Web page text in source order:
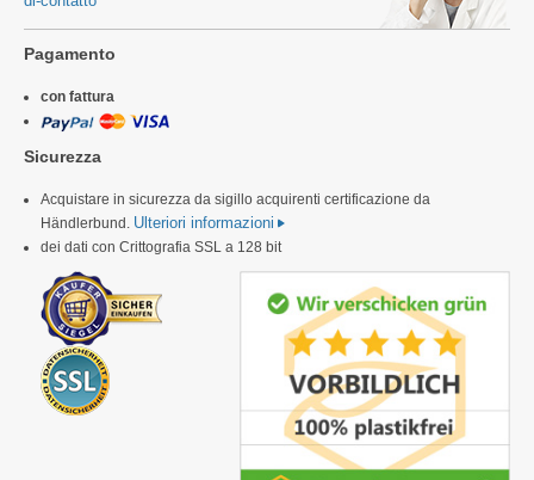
Pagamento
con fattura
Sicurezza
Acquistare in sicurezza da sigillo acquirenti certificazione da
Händlerbund. Ulteriori informazioni
dei dati con Crittografia SSL a 128 bit